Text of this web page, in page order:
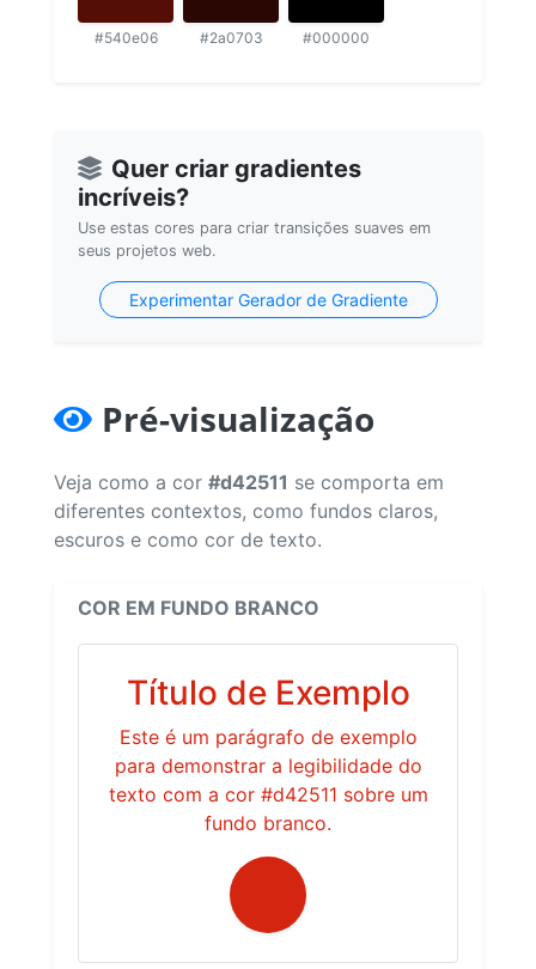
#540e06 #2a0703 #000000
Quer criar gradientes
incríveis?
Use estas cores para criar transições suaves em
seus projetos web.
Experimentar Gerador de Gradiente
Pré-visualização
Veja como a cor #d42511 se comporta em
diferentes contextos, como fundos claros,
escuros e como cor de texto.
COR EM FUNDO BRANCO
Título de Exemplo
Este é um parágrafo de exemplo
para demonstrar a legibilidade do
texto com a cor #d42511 sobre um
fundo branco.